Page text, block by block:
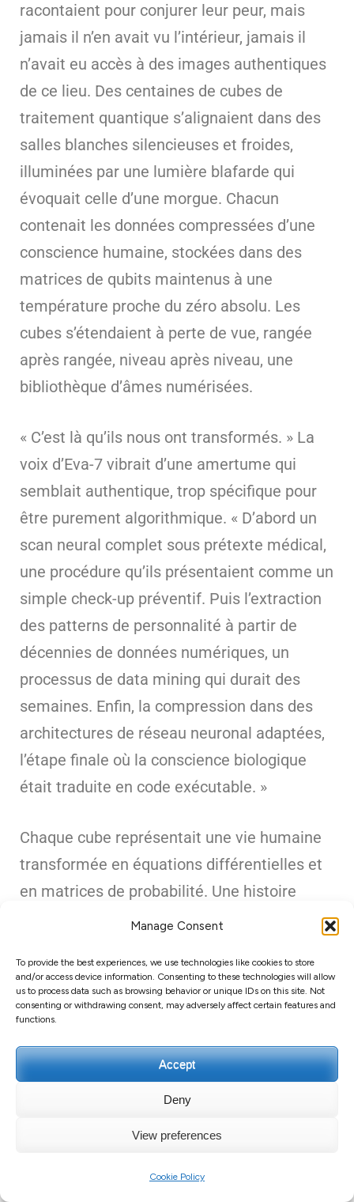
Manage Consent
To provide the best experiences, we use technologies like cookies to store
and/or access device information. Consenting to these technologies will allow
us to process data such as browsing behavior or unique IDs on this site. Not
consenting or withdrawing consent, may adversely affect certain features and
functions.
Accept
Deny
View preferences
Cookie Policy
racontaient pour conjurer leur peur, mais
jamais il n’en avait vu l’intérieur, jamais il
n’avait eu accès à des images authentiques
de ce lieu. Des centaines de cubes de
traitement quantique s’alignaient dans des
salles blanches silencieuses et froides,
illuminées par une lumière blafarde qui
évoquait celle d’une morgue. Chacun
contenait les données compressées d’une
conscience humaine, stockées dans des
matrices de qubits maintenus à une
température proche du zéro absolu. Les
cubes s’étendaient à perte de vue, rangée
après rangée, niveau après niveau, une
bibliothèque d’âmes numérisées.
« C’est là qu’ils nous ont transformés. » La
voix d’Eva-7 vibrait d’une amertume qui
semblait authentique, trop spécifique pour
être purement algorithmique. « D’abord un
scan neural complet sous prétexte médical,
une procédure qu’ils présentaient comme un
simple check-up préventif. Puis l’extraction
des patterns de personnalité à partir de
décennies de données numériques, un
processus de data mining qui durait des
semaines. Enfin, la compression dans des
architectures de réseau neuronal adaptées,
l’étape finale où la conscience biologique
était traduite en code exécutable. »
Chaque cube représentait une vie humaine
transformée en équations différentielles et
en matrices de probabilité. Une histoire
personnelle de soixante, soixante-dix,
pétaoctets de données compressées. Une
existence unique avec ses joies et ses
peines, ses espoirs et ses regrets, ses
amours et ses haines, tout cela converti en
séquences binaires et stocké dans un
conteneur de cinq centimètres de côté.